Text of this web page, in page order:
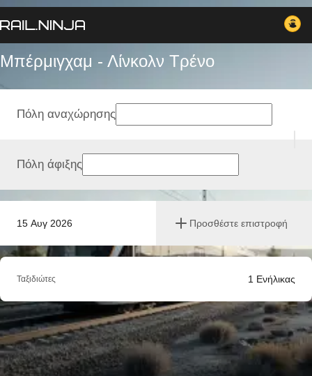
Μπέρμιγχαμ - Λίνκολν Tρένο
15 Αυγ 2026 Προσθέστε επιστροφή
Πόλη αναχώρησης
Πόλη άφιξης
Ταξιδιώτες 1 Ενήλικας